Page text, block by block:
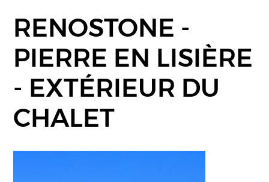
RENOSTONE -
PIERRE EN LISIÈRE
- EXTÉRIEUR DU
CHALET